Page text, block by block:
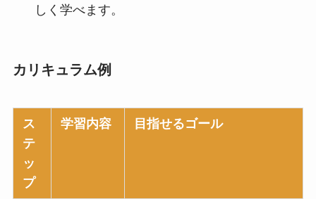
しく学べます。
カリキュラム例
ス
テ
ッ
プ
学習内容 目指せるゴール